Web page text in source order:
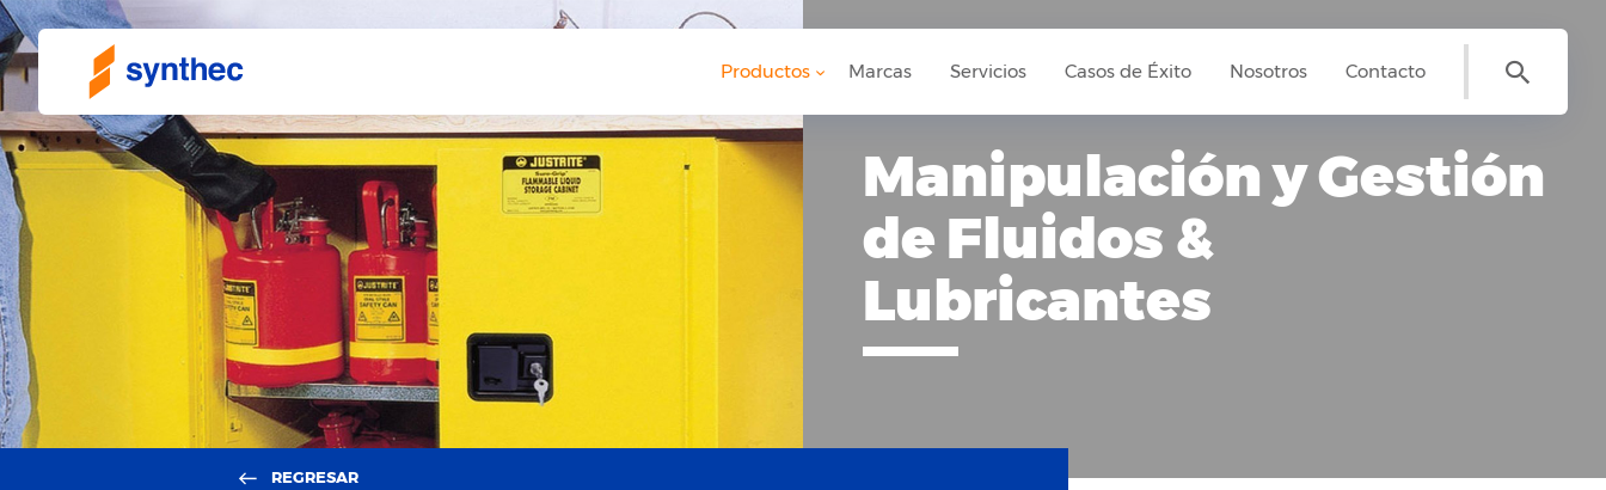
Productos Marcas Servicios Casos de Éxito Nosotros Contacto
Manipulación y Gestión
de Fluidos &
Lubricantes
REGRESAR